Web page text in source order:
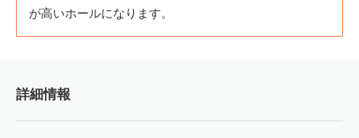
が高いホールになります。
詳細情報